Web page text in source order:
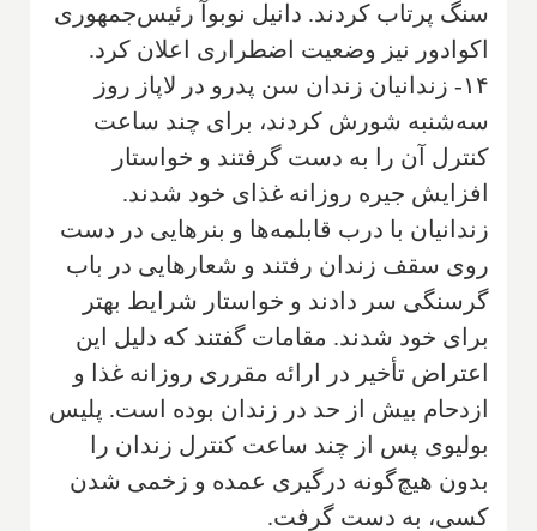
سنگ پرتاب کردند. دانیل نوبوآ رئیس‌جمهوری
اکوادور نیز وضعیت اضطراری اعلان کرد.
۱۴- زندانیان زندان سن پدرو در لاپاز روز
سه‌شنبه شورش کردند، برای چند ساعت
کنترل آن را به دست گرفتند و خواستار
افزایش جیره روزانه غذای خود شدند.
زندانیان با درب قابلمه‌ها و بنرهایی در دست
روی سقف زندان رفتند و شعارهایی در باب
گرسنگی سر دادند و خواستار شرایط بهتر
برای خود شدند. مقامات گفتند که دلیل این
اعتراض تأخیر در ارائه مقرری روزانه غذا و
ازدحام بیش از حد در زندان بوده است. پلیس
بولیوی پس از چند ساعت کنترل زندان را
بدون هیچ‌گونه درگیری عمده و زخمی شدن
کسی، به دست گرفت.